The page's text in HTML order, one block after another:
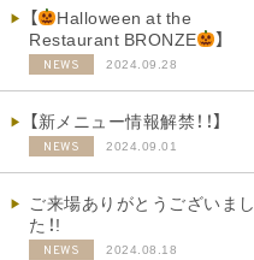
【
Halloween at the
Restaurant BRONZE
】
NEWS 2024.09.28
【新メニュー情報解禁！！】
NEWS 2024.09.01
ご来場ありがとうございまし
た！!
NEWS 2024.08.18